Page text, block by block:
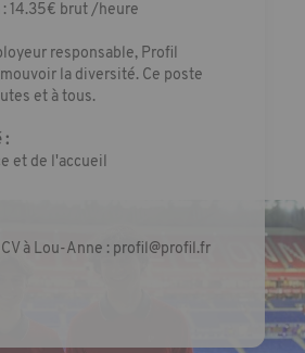
: 14.35€ brut /heure
responsable, Profil
la diversité. Ce poste
et à tous.
:
et de l'accueil
à Lou-Anne : profil@profil.fr